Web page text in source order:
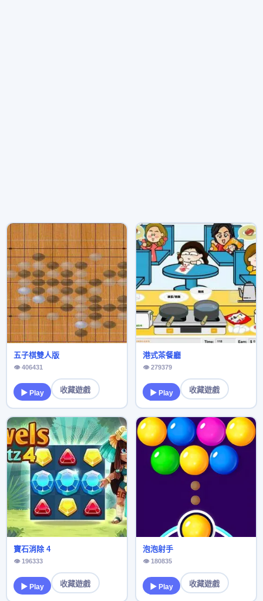
五子棋雙人版
👁 406431
▶ Play 收藏遊戲
港式茶餐廳
👁 279379
▶ Play 收藏遊戲
寶石消除 4
👁 196333
▶ Play 收藏遊戲
泡泡射手
👁 180835
▶ Play 收藏遊戲